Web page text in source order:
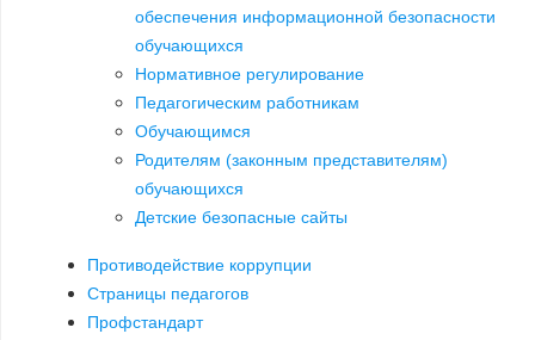
обеспечения информационной безопасности
обучающихся
Нормативное регулирование
Педагогическим работникам
Обучающимся
Родителям (законным представителям)
обучающихся
Детские безопасные сайты
Противодействие коррупции
Страницы педагогов
Профстандарт